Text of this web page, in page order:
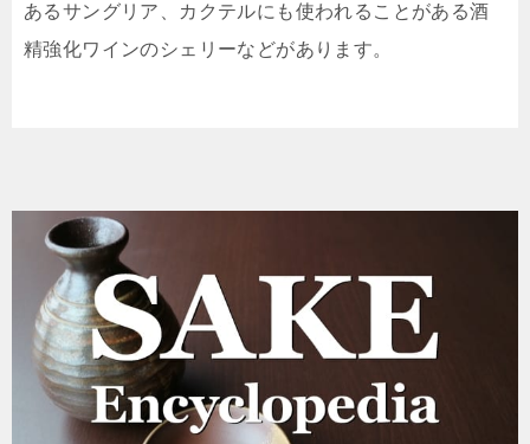
あるサングリア、カクテルにも使われることがある酒
精強化ワインのシェリーなどがあります。